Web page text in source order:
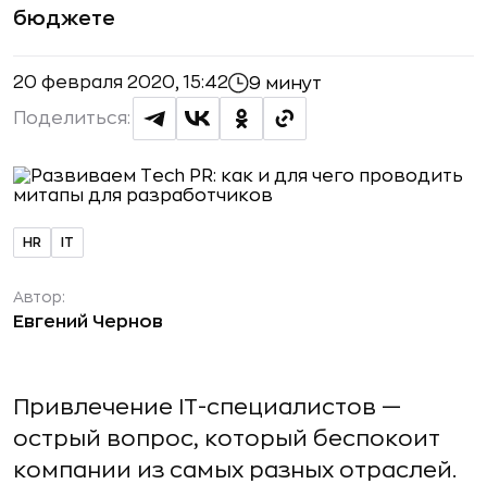
бюджете
20 февраля 2020, 15:42 9 минут
Поделиться:
HR IT
Автор:
Евгений Чернов
Привлечение IT-специалистов —
острый вопрос, который беспокоит
компании из самых разных отраслей.